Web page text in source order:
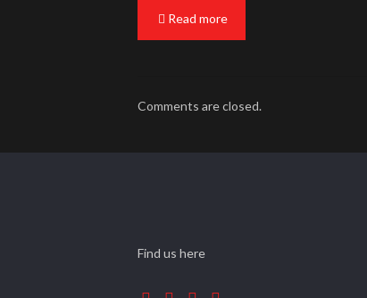
Read more
Comments are closed.
Find us here